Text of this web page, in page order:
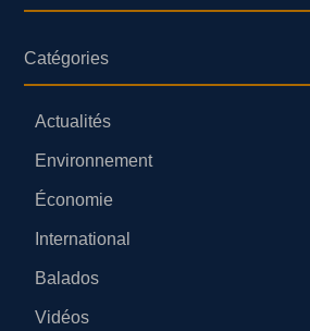
Catégories
Actualités
Environnement
Économie
International
Balados
Vidéos